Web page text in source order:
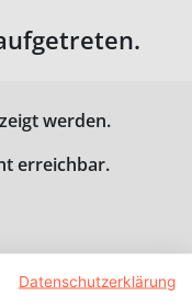
werden.
erreichbar.
Datenschutzerklärung